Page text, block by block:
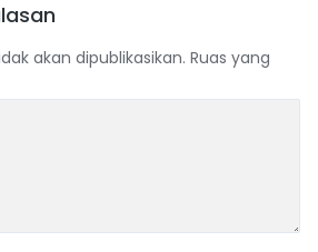
akan dipublikasikan. Ruas yang